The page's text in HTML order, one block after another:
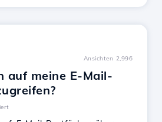
Ansichten 2,996
auf meine E-Mail-